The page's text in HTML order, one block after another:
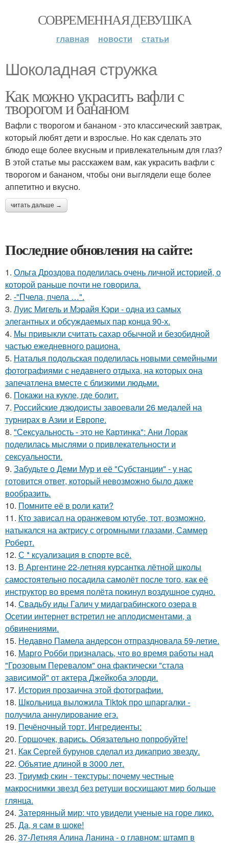
СОВРЕМЕННАЯ ДЕВУШКА
главная новости статьи
Шоколадная стружка
Как можно украсить вафли с
творогом и бананом
Вафли с творогом и бананом - это классический завтрак,
который любят дети и взрослые. Но как сделать это
блюдо еще более вкусным и привлекательным для глаз?
В этой статье мы расскажем вам, как украсить вафли с
творогом и бананом, чтобы они выглядели еще более
аппетитно и вкусно.
читать дальше →
Последние обновления на сайте:
1. Ольга Дроздова поделилась очень личной историей, о
которой раньше почти не говорила.
2. -"Пчела, пчела …".
3. Луис Мигель и Мэрайя Кэри - одна из самых
элегантных и обсуждаемых пар конца 90-х.
4. Мы привыкли считать сахар обычной и безобидной
частью ежедневного рациона.
5. Наталья подольская поделилась новыми семейными
фотографиями с недавнего отдыха, на которых она
запечатлена вместе с близкими людьми.
6. Покажи на кукле, где болит.
7. Российские дзюдоисты завоевали 26 медалей на
турнирах в Азии и Европе.
8. "Сексуальность - это не Картинка": Ани Лорак
поделилась мыслями о привлекательности и
сексуальности.
9. Забудьте о Деми Мур и её "Субстанции" - у нас
готовится ответ, который невозможно было даже
вообразить.
10. Помните её в роли кати?
11. Кто зависал на оранжевом ютубе, тот, возможно,
натыкался на актрису с огромными глазами, Саммер
Роберт.
12. С * ксуализация в спорте всё.
13. В Аргентине 22-летняя курсантка лётной школы
самостоятельно посадила самолёт после того, как её
инструктор во время полёта покинул воздушное судно.
14. Свадьбу иды Галич у мидаграбинского озера в
Осетии интернет встретил не аплодисментами, а
обвинениями.
15. Недавно Памела андерсон отпраздновала 59-летие.
16. Марго Робби призналась, что во время работы над
"Грозовым Перевалом" она фактически "стала
зависимой" от актера Джейкоба элорди.
17. История прозаична этой фотографии.
18. Школьница выложила Tiktok про шпаргалки -
получила аннулирование егэ.
19. Печёночный торт. Ингредиенты:
20. Горшочек, варись. Обязательно попробуйте!
21. Как Сергей бурунов сделал из дикаприо звезду.
22. Объятие длиной в 3000 лет.
23. Триумф скин - текстуры: почему честные
макроснимки звезд без ретуши восхищают мир больше
глянца.
24. Затерянный мир: что увидели ученые на горе лико.
25. Да, я сам в шоке!
26. 37-Летняя Алина Ланина - о главном: штамп в